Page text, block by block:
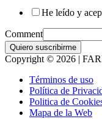
He leído y
Comment
Quiero suscribirme
Copyright © 2026 |
Términos de uso
Política de
Politica de
Mapa de la Web